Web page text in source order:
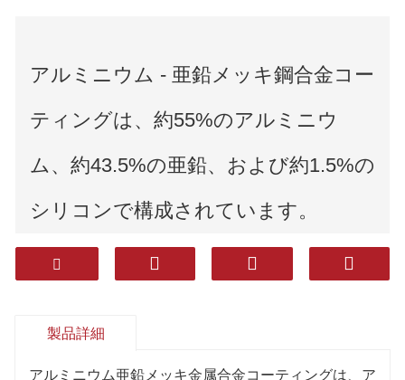
アルミニウム - 亜鉛メッキ鋼合金コー
ティングは、約55%のアルミニウ
ム、約43.5%の亜鉛、および約1.5%の
シリコンで構成されています。
それはより優れた耐食性、耐熱性、熱
アルミニウムメッキ亜鉛板の表面に
製品詳細
アルミニウム亜鉛メッキ金属合金コーティングは、ア